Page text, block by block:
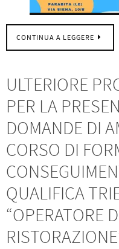
CONTINUA A LEGGERE
ULTERIORE
PER LA
DOMANDE DI
CORSO DI
QUALIFICA
“OPERATORE